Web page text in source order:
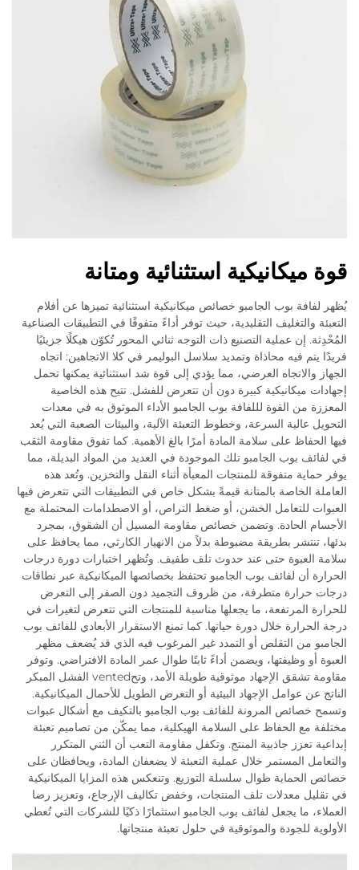
قوة ميكانيكية استثنائية ومتانة
يُظهر لفافة بوب الجامبو خصائص ميكانيكية استثنائية تميزها عن أفلام
التعبئة والتغليف التقليدية، حيث توفر أداءً متفوقًا في التطبيقات الصناعية
المُحْدِثة. إن عملية التصنيع ذات التوجه ثنائي المحور تُكوّن هيكلًا جزيئيًا
فريدًا يتم فيه محاذاة وتمديد سلاسل البوليمر في كلا الاتجاهين: اتجاه
الجهاز والاتجاه العرضي، مما يؤدي إلى قوة شد استثنائية يمكنها تحمل
إجهادات ميكانيكية كبيرة دون أن تتعرض للفشل. تتيح هذه الخاصية
المعززة من القوة لللفافة بوب الجامبو الأداء الموثوق به في معدات
التحويل عالية السرعة، وخطوط التعبئة الآلية، والبيئات الصعبة التي يُعد
فيها الحفاظ على سلامة المادة أمرًا بالغ الأهمية. كما تفوق مقاومة الثقب
في لفائف بوب الجامبو تلك الموجودة في العديد من المواد البديلة، مما
يوفر حماية متفوقة للمنتجات المعبأة أثناء النقل والتخزين. وتُعد هذه
العاملة الخاصة بالمتانة قيمةً بشكل خاص في التطبيقات التي تتعرض فيها
العبوات للتعامل الخشن، أو ضغط التراص، أو الاصطدامات المحتملة مع
الأجسام الحادة. وتضمن خصائص مقاومة المسيل أن الشقوق، بمجرد
بدئها، تنتشر بطريقة مضبوطة بدلاً من الانهيار الكارثي، مما يحافظ على
سلامة العبوة حتى عند حدوث تلف طفيف. وتُظهر اختبارات دورة درجات
الحرارة أن لفائف بوب الجامبو تحتفظ بخصائصها الميكانيكية عبر نطاقات
درجات حرارة متطرفة، من ظروف التجميد دون الصفر إلى التعرض
للحرارة المرتفعة، ما يجعلها مناسبة للمنتجات التي تتعرض لتغيرات في
درجة الحرارة خلال دورة حياتها. كما تمنع الاستقرار الأبعادي للفائف بوب
الجامبو من التقلص أو التمدد غير المرغوب فيه الذي قد يُضعف مظهر
العبوة أو وظيفتها، ويضمن أداءً ثابتًا طوال عمر المادة الافتراضي. وتوفر
مقاومة تشقق الإجهاد موثوقية طويلة الأمد، وتحvented الفشل المبكر
الناتج عن عوامل الإجهاد البيئية أو التعرض الطويل للأحمال الميكانيكية.
وتسمح خصائص المرونة للفائف بوب الجامبو بالتكيف مع أشكال عبوات
مختلفة مع الحفاظ على السلامة الهيكلية، مما يمكّن من تصاميم تعبئة
إبداعية تعزز جاذبية المنتج. وتكفل مقاومة التعب أن الثني المتكرر
والتعامل المستمر خلال عملية التعبئة لا يضعفان المادة، ويحافظان على
خصائص الحماية طوال سلسلة التوزيع. وتنعكس هذه المزايا الميكانيكية
في تقليل معدلات تلف المنتجات، وخفض تكاليف الإرجاع، وتعزيز رضا
العملاء، ما يجعل لفائف بوب الجامبو استثمارًا ذكيًا للشركات التي تُعطي
الأولوية للجودة والموثوقية في حلول تعبئة منتجاتها.